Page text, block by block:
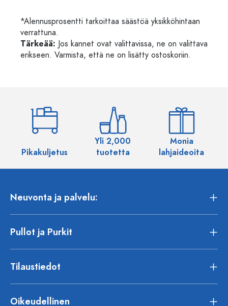
*Alennusprosentti tarkoittaa säästöä yksikköhintaan
verrattuna.
Tärkeää: Jos kannet ovat valittavissa, ne on valittava
erikseen. Varmista, että ne on lisätty ostoskoriin.
Pikakuljetus
Yli 2,000
tuotetta
Monia
lahjaideoita
Neuvonta ja palvelu:
Pullot ja Purkit
Tilaustiedot
Oikeudellinen